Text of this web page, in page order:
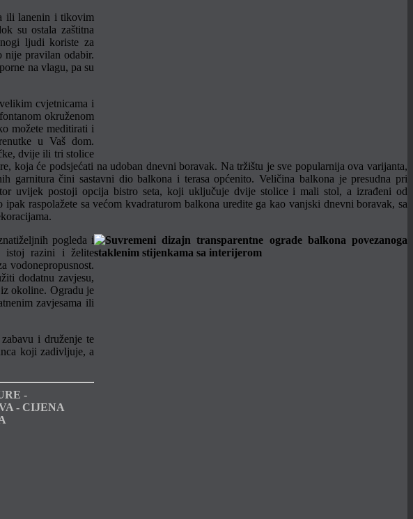
ili lanenin i tikovim
su ostala zaštitna
ljudi koriste za
nije pravilan odabir.
na vlagu, pa su
cvjetnicama i
okruženom
možete meditirati i
u Vaš dom.
dvije ili tri stolice
koja će podsjećati na udoban dnevni boravak. Na tržištu je sve popularnija ova varijanta,
garnitura čini sastavni dio balkona i terasa općenito. Veličina balkona je presudna pri
uvijek postoji opcija bistro seta, koji uključuje dvije stolice i mali stol, a izrađeni od
raspolažete sa većom kvadraturom balkona uredite ga kao vanjski dnevni boravak, sa
pogleda i
istoj razini i želite
vodonepropusnost.
dodatnu zavjesu,
okoline. Ogradu je
zavjesama ili
i druženje te
koji zadivljuje, a
-
- CIJENA